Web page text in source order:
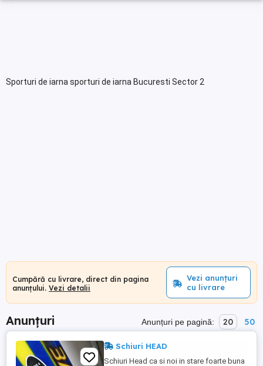
Sporturi de iarna sporturi de iarna Bucuresti Sector 2
Cumpără cu livrare, direct din pagina
anunțului. Vezi detalii
Vezi anunțuri
cu livrare
Anunțuri Anunțuri pe pagină: 20 50
Schiuri HEAD
Schiuri Head ca si noi in stare foarte buna